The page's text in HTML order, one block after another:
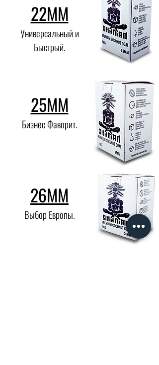
22MM
Универсальный и
Быстрый.
25MM
Бизнес Фаворит.
26MM
Выбор Европы.